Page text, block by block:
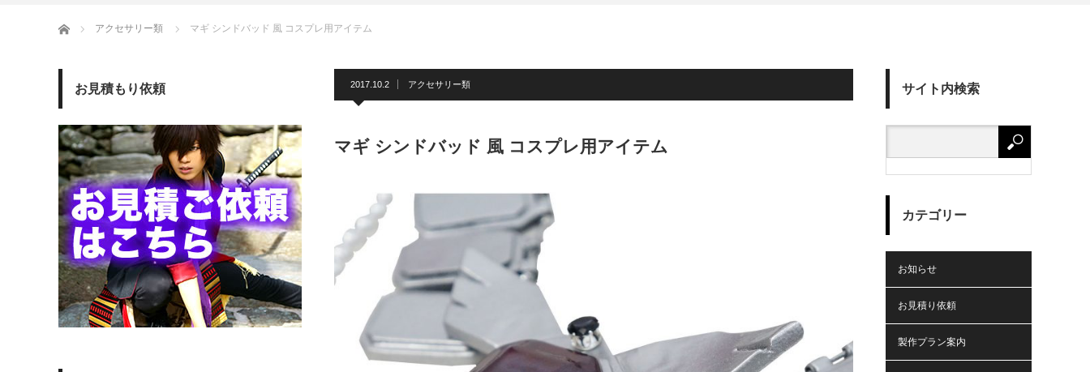
ホーム アクセサリー類 マギ シンドバッド 風 コスプレ用アイテム
2017.10.2 アクセサリー類
マギ シンドバッド 風 コスプレ用アイテム
お見積もり依頼 サイト内検索
カテゴリー
お知らせ
お見積り依頼
製作プラン案内